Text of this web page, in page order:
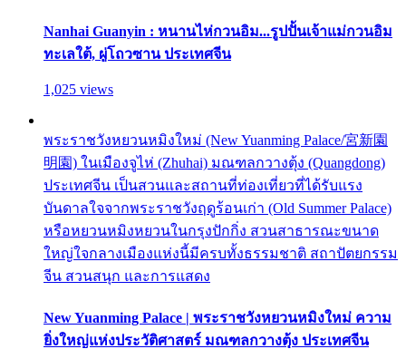
Nanhai Guanyin : หนานไห่กวนอิม...รูปปั้นเจ้าแม่กวนอิม
ทะเลใต้, ผู่โถวซาน ประเทศจีน
1,025 views
พระราชวังหยวนหมิงใหม่ (New Yuanming Palace/宮新園
明園) ในเมืองจูไห่ (Zhuhai) มณฑลกวางตุ้ง (Quangdong)
ประเทศจีน เป็นสวนและสถานที่ท่องเที่ยวที่ได้รับแรง
บันดาลใจจากพระราชวังฤดูร้อนเก่า (Old Summer Palace)
หรือหยวนหมิงหยวนในกรุงปักกิ่ง สวนสาธารณะขนาด
ใหญ่ใจกลางเมืองแห่งนี้มีครบทั้งธรรมชาติ สถาปัตยกรรม
จีน สวนสนุก และการแสดง
New Yuanming Palace | พระราชวังหยวนหมิงใหม่ ความ
ยิ่งใหญ่แห่งประวัติศาสตร์ มณฑลกวางตุ้ง ประเทศจีน